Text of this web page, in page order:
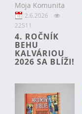
Moja Komunita
2.6.2026
22511
4. ROČNÍK
BEHU
KALVÁRIOU
2026 SA BLÍŽI!